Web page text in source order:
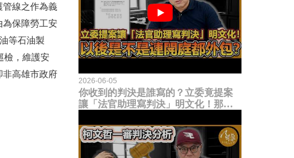
管線之作為義
保障勞工安
等石油製
檢，維護安
非高雄市政府
2026-06-05
你收到的判決是誰寫的？立委竟提案
讓「法官助理寫判決」明文化！那以